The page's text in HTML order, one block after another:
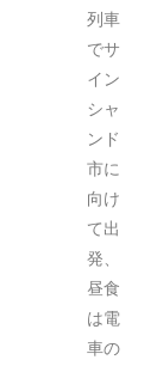
列車
でサ
イン
シャ
ンド
市に
向け
て出
発、
昼食
は電
車の